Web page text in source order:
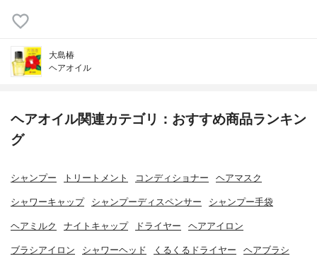
大島椿
ヘアオイル
ヘアオイル関連カテゴリ：おすすめ商品ランキン
グ
シャンプー トリートメント コンディショナー ヘアマスク
シャワーキャップ シャンプーディスペンサー シャンプー手袋
ヘアミルク ナイトキャップ ドライヤー ヘアアイロン
ブラシアイロン シャワーヘッド くるくるドライヤー ヘアブラシ